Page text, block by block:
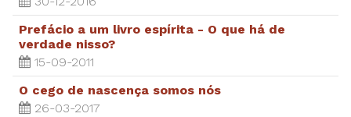
Prefácio a um livro espírita - O que há de
verdade nisso?
15-09-2011
O cego de nascença somos nós
26-03-2017